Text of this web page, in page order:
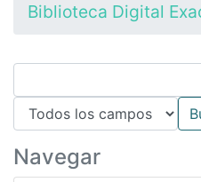
Biblioteca Digital
Navegar